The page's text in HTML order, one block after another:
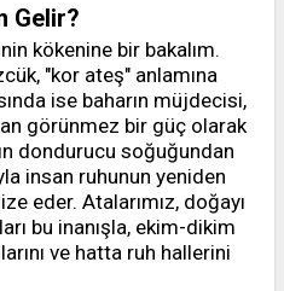
Gelir?
kökenine bir bakalım.
"kor ateş" anlamına
ise baharın müjdecisi,
görünmez bir güç olarak
dondurucu soğuğundan
insan ruhunun yeniden
eder. Atalarımız, doğayı
bu inanışla, ekim-dikim
ve hatta ruh hallerini